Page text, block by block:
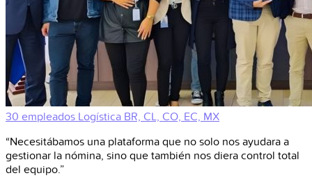
30 empleados Logística BR, CL, CO, EC, MX
“Necesitábamos una plataforma que no solo nos ayudara a
gestionar la nómina, sino que también nos diera control total
del equipo.”